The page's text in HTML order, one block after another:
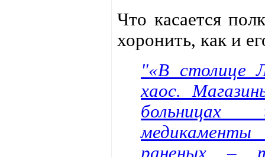
Что касается
хоронить, как и
"«В столице
хаос.
больницах
раненых –